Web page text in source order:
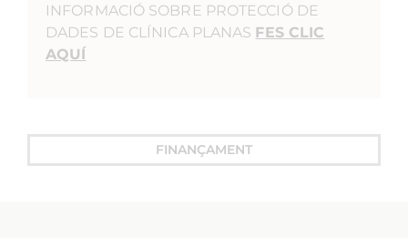
INFORMACIÓ SOBRE PROTECCIÓ DE
DADES DE CLÍNICA PLANAS FES CLIC
AQUÍ
FINANÇAMENT